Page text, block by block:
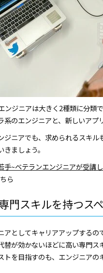
ンジニアは大きく2種類に分類
系のエンジニアと、新しいアプ
ジニアでも、求められるスキ
きましょう。
手~ベテランエンジニアが受講
ら
門スキルを持つス
アとしてキャリアアップするの
替が効かないほどに高い専門
トを目指すのも、エンジニアの